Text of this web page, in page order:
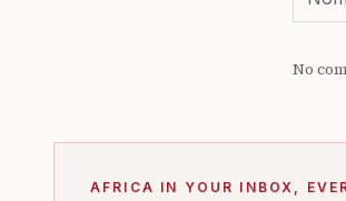
No
AFRICA IN YOUR INBOX,